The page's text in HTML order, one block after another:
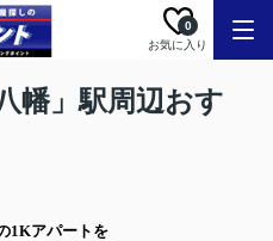
お気に入り
0
幡」駅周辺おす
1Kアパート を